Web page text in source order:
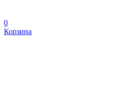
0
Корзина